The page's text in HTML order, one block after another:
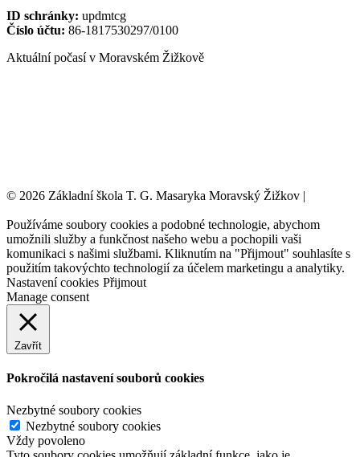
ID schránky: updmtcg
Číslo účtu: 86-1817530297/0100
Aktuální počasí v Moravském Žižkově
© 2026 Základní škola T. G. Masaryka Moravský Žižkov |
Používáme soubory cookies a podobné technologie, abychom
umožnili služby a funkčnost našeho webu a pochopili vaši
komunikaci s našimi službami. Kliknutím na "Přijmout" souhlasíte s
použitím takovýchto technologií za účelem marketingu a analytiky.
Nastavení cookies Přijmout
Manage consent
Zavřít
Pokročilá nastavení souborů cookies
Nezbytné soubory cookies
Nezbytné soubory cookies
Vždy povoleno